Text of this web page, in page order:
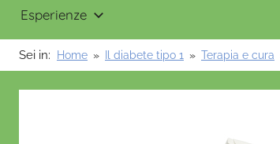
Esperienze
Sei in: Home Il diabete tipo 1 Terapia e cura